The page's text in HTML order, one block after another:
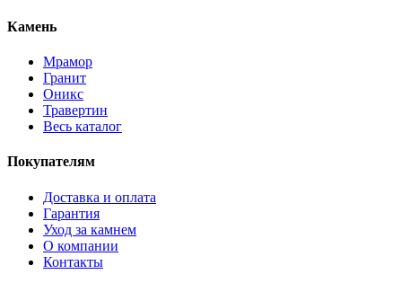
Камень
Мрамор
Гранит
Оникс
Травертин
Весь каталог
Покупателям
Доставка и оплата
Гарантия
Уход за камнем
О компании
Контакты